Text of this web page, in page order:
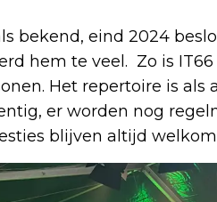
bekend, eind 2024
hem te veel. Zo is
Het repertoire is
er worden nog
blijven altijd